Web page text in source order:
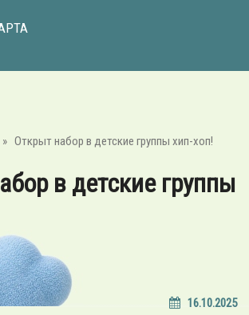
» Открыт набор в детские группы хип-хоп!
в детские группы
16.10.2025